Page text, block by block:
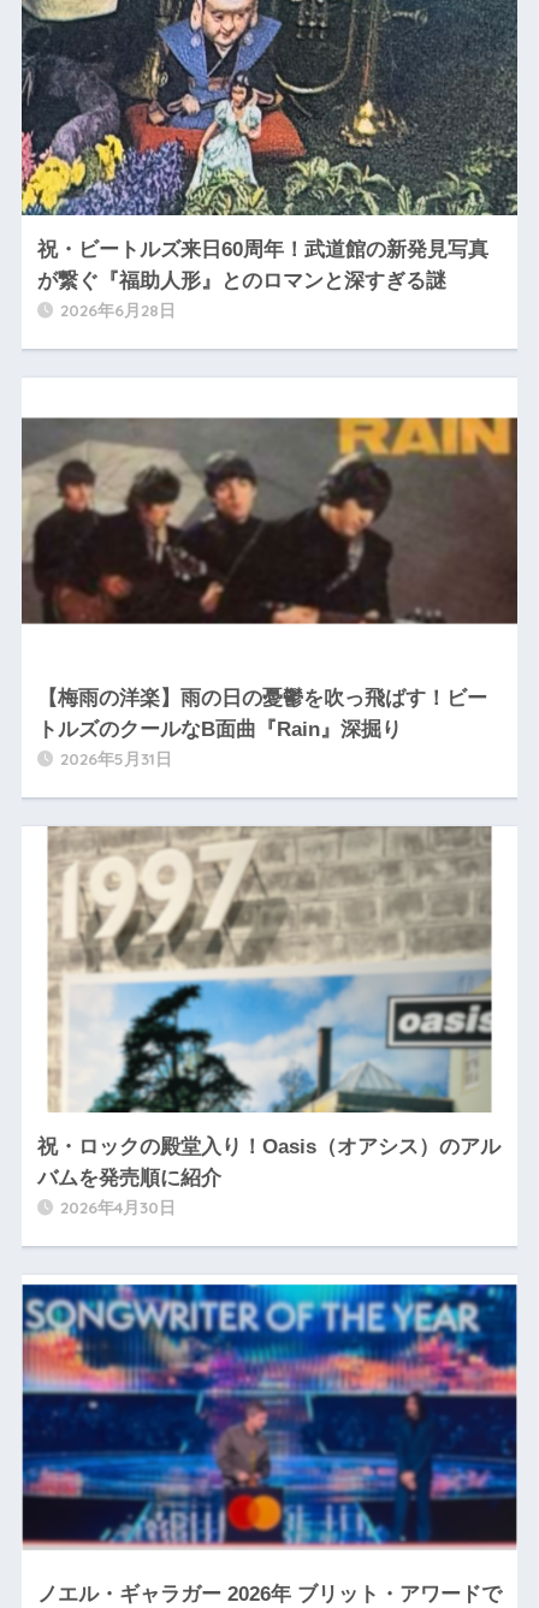
祝・ビートルズ来日60周年！武道館の新発見写真
が繋ぐ『福助人形』とのロマンと深すぎる謎
2026年6月28日
【梅雨の洋楽】雨の日の憂鬱を吹っ飛ばす！ビー
トルズのクールなB面曲『Rain』深掘り
2026年5月31日
祝・ロックの殿堂入り！Oasis（オアシス）のアル
バムを発売順に紹介
2026年4月30日
ノエル・ギャラガー 2026年 ブリット・アワードで